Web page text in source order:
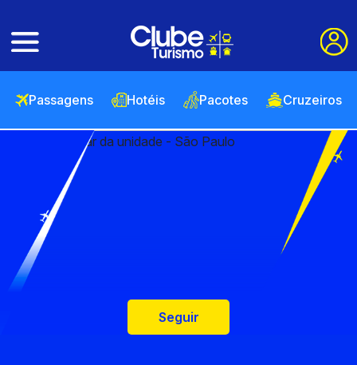
Passagens Hotéis Pacotes Cruzeiros
Seguir